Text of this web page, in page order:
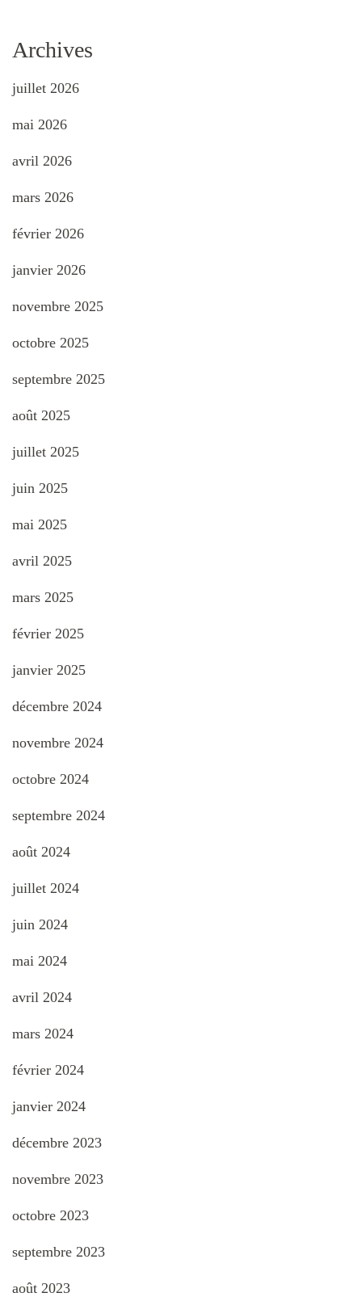
Archives
juillet 2026
mai 2026
avril 2026
mars 2026
février 2026
janvier 2026
novembre 2025
octobre 2025
septembre 2025
août 2025
juillet 2025
juin 2025
mai 2025
avril 2025
mars 2025
février 2025
janvier 2025
décembre 2024
novembre 2024
octobre 2024
septembre 2024
août 2024
juillet 2024
juin 2024
mai 2024
avril 2024
mars 2024
février 2024
janvier 2024
décembre 2023
novembre 2023
octobre 2023
septembre 2023
août 2023